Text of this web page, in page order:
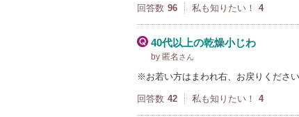
回答数 96 私も知りたい！ 4
40代以上の乾燥小じわ
by 匿名 さん
※お若い方はまわれ右、お戻りくださ
回答数 42 私も知りたい！ 4